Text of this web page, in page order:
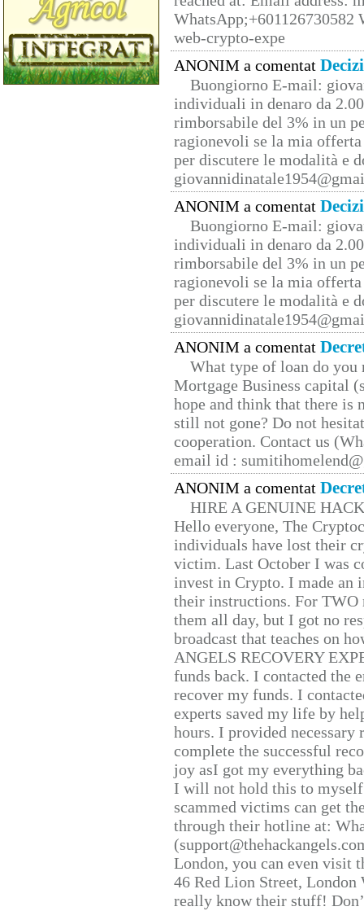
web-crypto-expe
ANONIM a comentat
Buongiorno E-mail:
individuali in denaro da
rimborsabile del 3% in un
ragionevoli se la mia
per discutere le modalità e
ANONIM a comentat
Buongiorno E-mail:
individuali in denaro da
rimborsabile del 3% in un
ragionevoli se la mia
per discutere le modalità e
ANONIM a comentat
What type of loan do you
Mortgage Business capital
hope and think that there is
still not gone? Do not
cooperation. Contact us
email id :
ANONIM a comentat
HIRE A GENUINE
Hello everyone, The
individuals have lost their
victim. Last October I was
invest in Crypto. I made
their instructions. For TWO
them all day, but I got no
broadcast that teaches on
ANGELS RECOVERY
funds back. I contacted the
recover my funds. I
experts saved my life by
hours. I provided
complete the successful
joy asI got my everything
I will not hold this to
scammed victims can get
through their hotline at:
London, you can even visit
46 Red Lion Street, London
really know their stuff!